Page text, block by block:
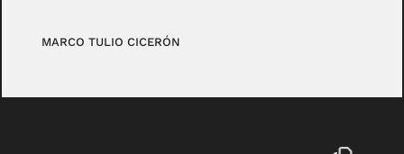
MARCO TULIO CICERÓN